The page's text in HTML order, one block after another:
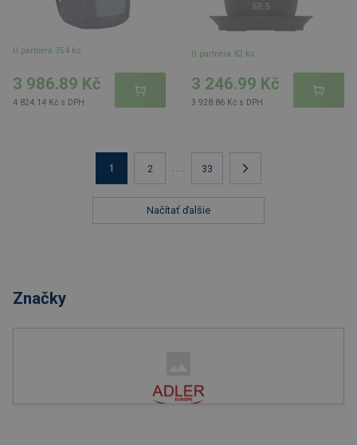
U partnera 354 ks
3 986.89 Kč
4 824.14 Kč s DPH
U partnera 82 ks
3 246.99 Kč
3 928.86 Kč s DPH
Načítať ďalšie
1 2 ... 33
Značky